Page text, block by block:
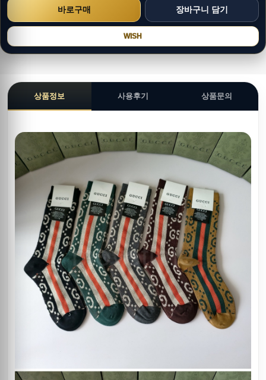
WISH
상품정보 사용후기 상품문의